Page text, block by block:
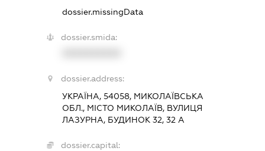
dossier.missingData
dossier.smida:
dossier.address:
УКРАЇНА, 54058, МИКОЛАЇВСЬКА
ОБЛ., МІСТО МИКОЛАЇВ, ВУЛИЦЯ
ЛАЗУРНА, БУДИНОК 32, 32 А
dossier.capital: